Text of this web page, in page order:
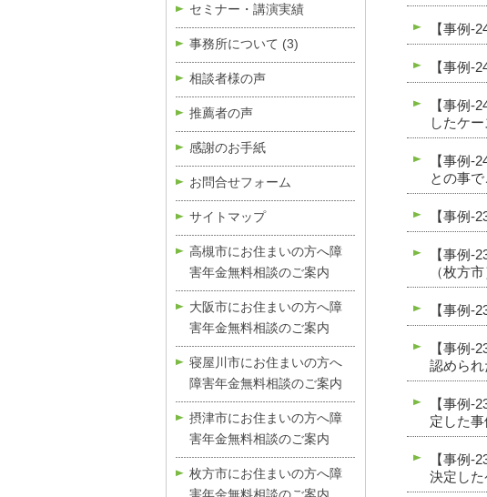
【事例-
【事例-
【事例-
したケー
【事例-
との事
【事例-
【事例-
（枚方市
【事例-
【事例-
認められ
【事例-
定した事
【事例-
決定した
セミナー・講演実績
事務所について (3)
相談者様の声
推薦者の声
感謝のお手紙
お問合せフォーム
サイトマップ
高槻市にお住まいの方へ障
害年金無料相談のご案内
大阪市にお住まいの方へ障
害年金無料相談のご案内
寝屋川市にお住まいの方へ
障害年金無料相談のご案内
摂津市にお住まいの方へ障
害年金無料相談のご案内
枚方市にお住まいの方へ障